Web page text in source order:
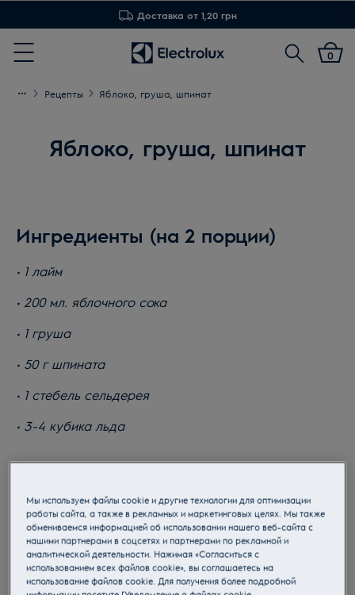
Доставка от 1,20 грн
Menu
Поиск 0
Рецепты Яблоко, груша, шпинат
Яблоко, груша, шпинат
Ингредиенты (на 2 порции)
• 1 лайм
• 200 мл. яблочного сока
• 1 груша
• 50 г шпината
• 1 стебель сельдерея
• 3-4 кубика льда
Мы используем файлы cookie и другие технологии для оптимизации
работы сайта, а также в рекламных и маркетинговых целях. Мы также
обмениваемся информацией об использовании нашего веб-сайта с
нашими партнерами в соцсетях и партнерами по рекламной и
аналитической деятельности. Нажимая «Согласиться с
использованием всех файлов cookie», вы соглашаетесь на
использование файлов cookie. Для получения более подробной